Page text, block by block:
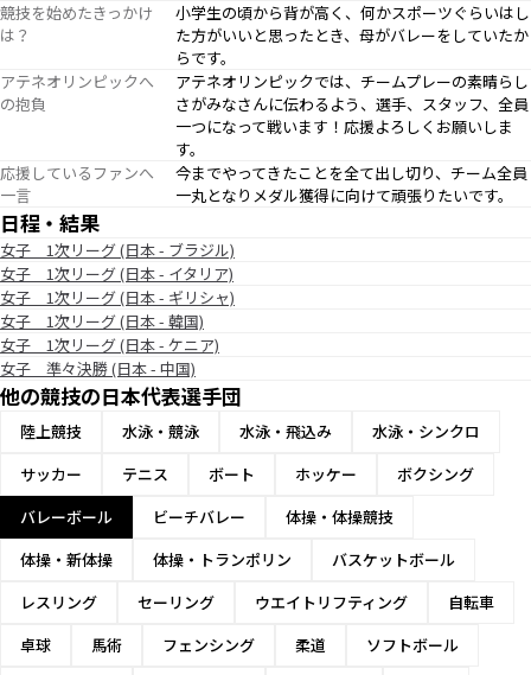
競技を始めたきっかけ
は？
小学生の頃から背が高く、何かスポーツぐらいはし
た方がいいと思ったとき、母がバレーをしていたか
らです。
アテネオリンピックへ
の抱負
アテネオリンピックでは、チームプレーの素晴らし
さがみなさんに伝わるよう、選手、スタッフ、全員
一つになって戦います！応援よろしくお願いしま
す。
応援しているファンへ
一言
今までやってきたことを全て出し切り、チーム全員
一丸となりメダル獲得に向けて頑張りたいです。
日程・結果
女子 1次リーグ (日本 - ブラジル)
女子 1次リーグ (日本 - イタリア)
女子 1次リーグ (日本 - ギリシャ)
女子 1次リーグ (日本 - 韓国)
女子 1次リーグ (日本 - ケニア)
女子 準々決勝 (日本 - 中国)
他の競技の日本代表選手団
陸上競技 水泳・競泳 水泳・飛込み
水泳・シンクロ
サッカー
テニス ボート ホッケー
ボクシング
バレーボール
ビーチバレー
体操・体操競技
体操・新体操
体操・トランポリン
バスケットボール
レスリング
セーリング ウエイトリフティング
自転車
卓球
馬術 フェンシング 柔道
ソフトボール